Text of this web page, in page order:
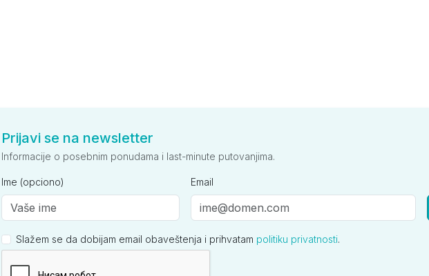
Prijavi se na newsletter
Informacije o posebnim ponudama i last-minute putovanjima.
Ime (opciono) Email
Slažem se da dobijam email obaveštenja i prihvatam politiku privatnosti.